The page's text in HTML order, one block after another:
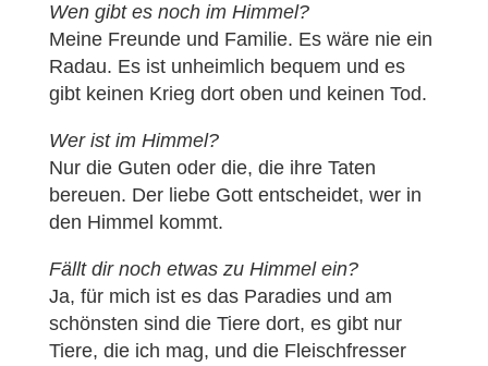
Wen gibt es noch im Himmel?
Meine Freunde und Familie. Es wäre nie ein
Radau. Es ist unheimlich bequem und es
gibt keinen Krieg dort oben und keinen Tod.
Wer ist im Himmel?
Nur die Guten oder die, die ihre Taten
bereuen. Der liebe Gott entscheidet, wer in
den Himmel kommt.
Fällt dir noch etwas zu Himmel ein?
Ja, für mich ist es das Paradies und am
schönsten sind die Tiere dort, es gibt nur
Tiere, die ich mag, und die Fleischfresser